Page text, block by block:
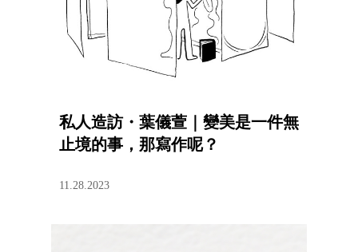
私人造訪・葉儀萱｜變美是一件無
止境的事，那寫作呢？
11.28.2023